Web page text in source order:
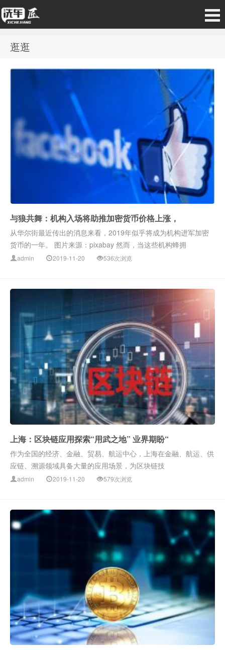
逛逛
与狼共舞：机构入场将助推加密货币价格上涨，
从华尔街最近传出的消息来看，2019年似乎将成为机构进军加密
货币的一年。 图片来源：pixabay 然而，当这些机构蜂拥
admin 2019-11-20 536次浏览
上海：区块链应用探索“用武之地” 业界期盼“
作为全国的经济、金融、贸易、航运中心，上海在金融、航运、供
应链、溯源领域具备大量的应用场景，为区块链技
admin 2019-11-20 579次浏览